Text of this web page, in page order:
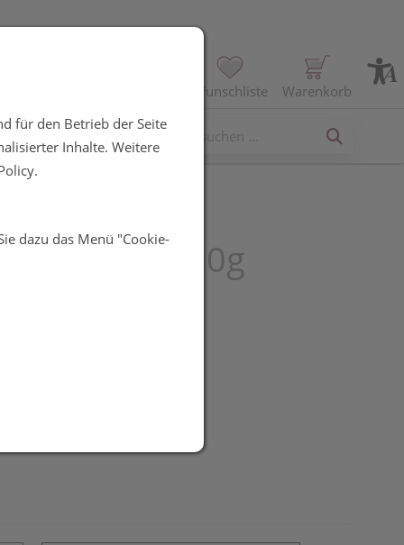
Wunschliste Warenkorb
Gel 50g
für den Betrieb der Seite
Inhalte. Weitere
dazu das Menü "Cookie-